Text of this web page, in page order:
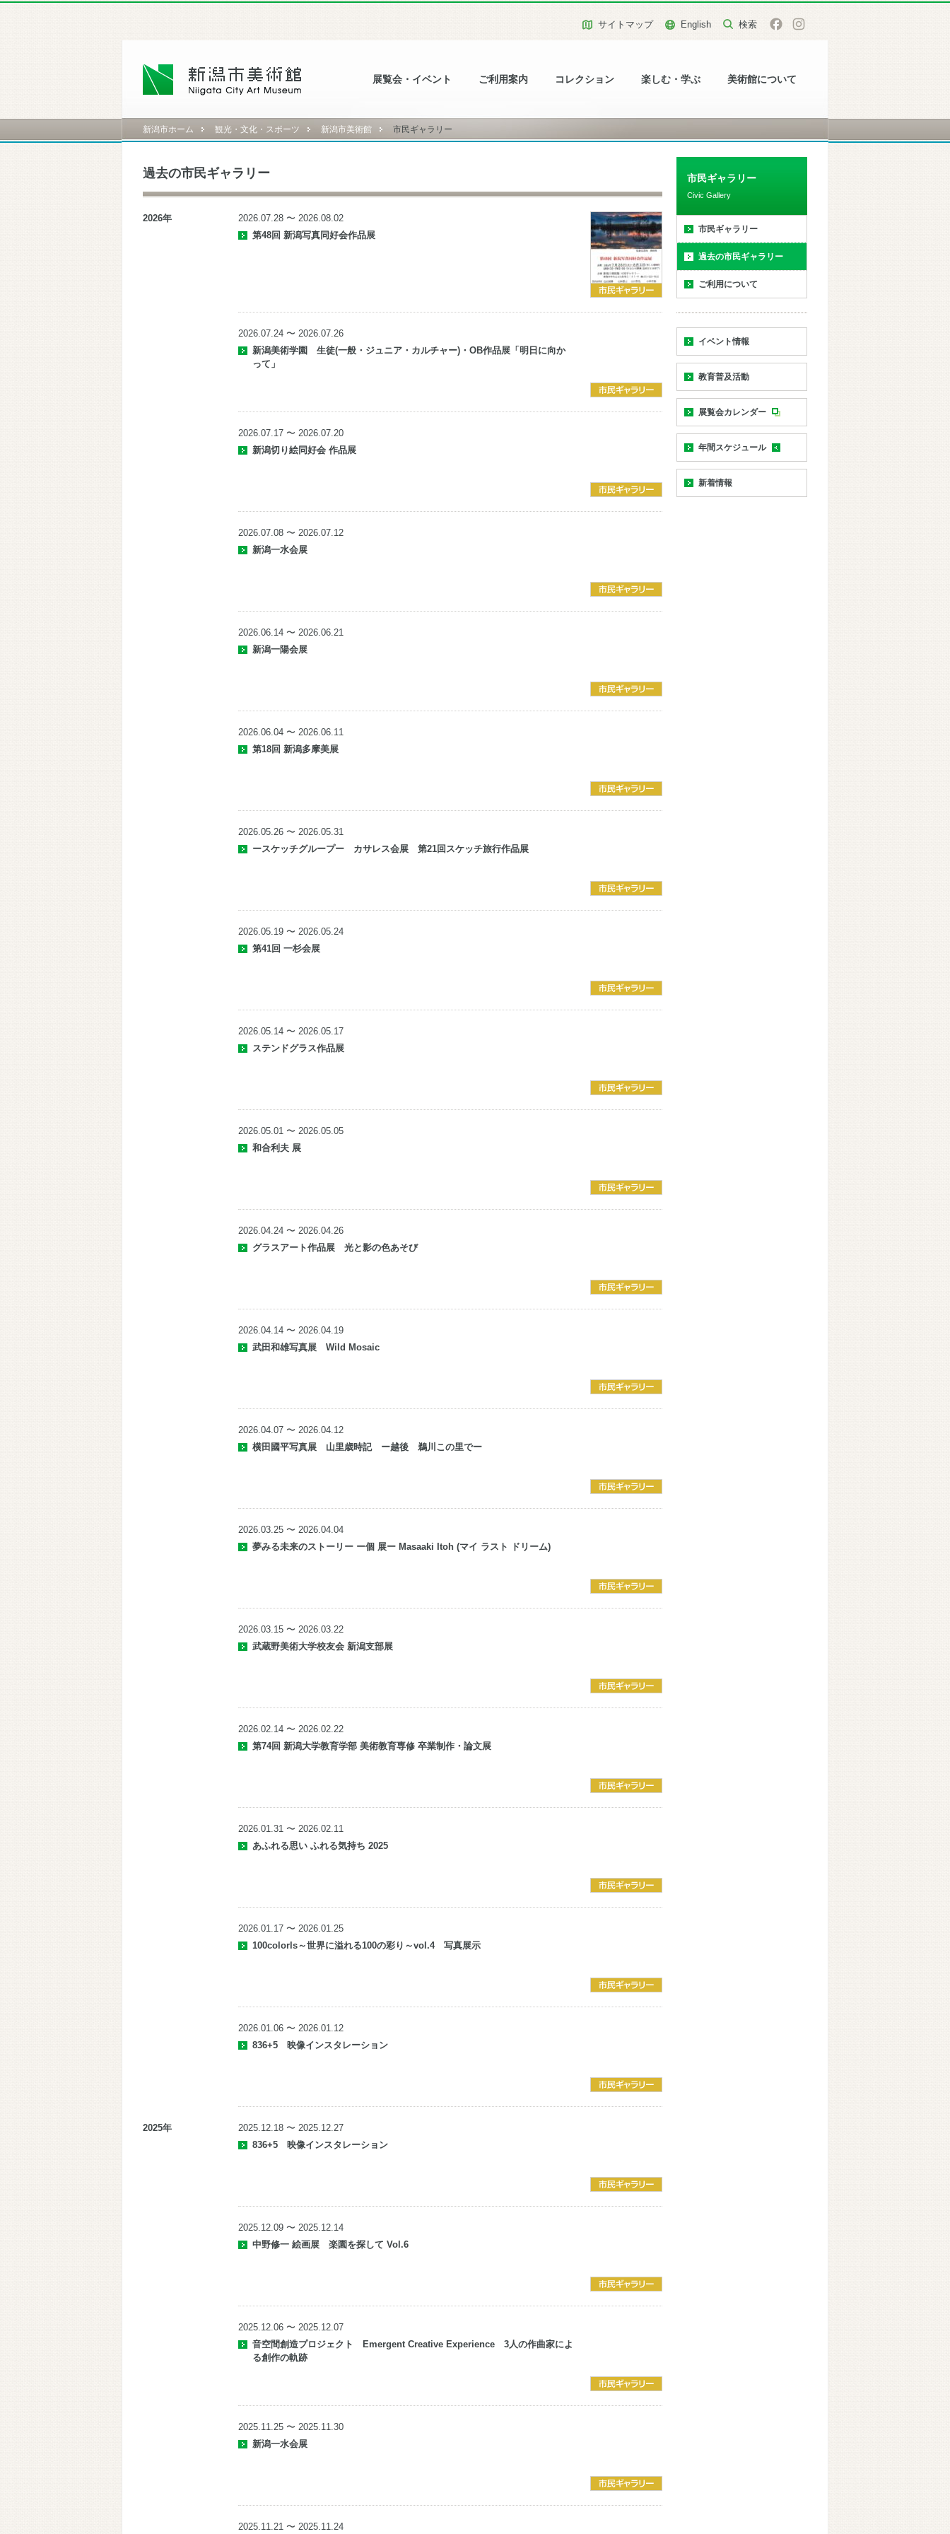
展覧会・イベント ご利用案内 コレクション 楽しむ・学ぶ 美術館について
サイトマップ English
新潟市ホーム 観光・文化・スポーツ 新潟市美術館 市民ギャラリー
過去の市民ギャラリー
2026年
2026.07.28 〜 2026.08.02
第48回 新潟写真同好会作品展
2026.07.24 〜 2026.07.26
新潟美術学園 生徒(一般・ジュニア・カルチャー)・OB作品展「明日に向か
って」
2026.07.17 〜 2026.07.20
新潟切り絵同好会 作品展
2026.07.08 〜 2026.07.12
新潟一水会展
2026.06.14 〜 2026.06.21
新潟一陽会展
2026.06.04 〜 2026.06.11
第18回 新潟多摩美展
2026.05.26 〜 2026.05.31
ースケッチグループー カサレス会展 第21回スケッチ旅行作品展
2026.05.19 〜 2026.05.24
第41回 一杉会展
2026.05.14 〜 2026.05.17
ステンドグラス作品展
2026.05.01 〜 2026.05.05
和合利夫 展
2026.04.24 〜 2026.04.26
グラスアート作品展 光と影の色あそび
2026.04.14 〜 2026.04.19
武田和雄写真展 Wild Mosaic
2026.04.07 〜 2026.04.12
横田國平写真展 山里歳時記 ー越後 鵜川この里でー
2026.03.25 〜 2026.04.04
夢みる未来のストーリー ー個 展ー Masaaki Itoh (マイ ラスト ドリーム)
2026.03.15 〜 2026.03.22
武蔵野美術大学校友会 新潟支部展
2026.02.14 〜 2026.02.22
第74回 新潟大学教育学部 美術教育専修 卒業制作・論文展
2026.01.31 〜 2026.02.11
あふれる思い ふれる気持ち 2025
2026.01.17 〜 2026.01.25
100colorls～世界に溢れる100の彩り～vol.4 写真展示
2026.01.06 〜 2026.01.12
836+5 映像インスタレーション
2025年
2025.12.18 〜 2025.12.27
836+5 映像インスタレーション
2025.12.09 〜 2025.12.14
中野修一 絵画展 楽園を探して Vol.6
2025.12.06 〜 2025.12.07
音空間創造プロジェクト Emergent Creative Experience 3人の作曲家によ
る創作の軌跡
2025.11.25 〜 2025.11.30
新潟一水会展
2025.11.21 〜 2025.11.24
市民ギャラリー
Civic Gallery
市民ギャラリー
過去の市民ギャラリー
ご利用について
イベント情報
教育普及活動
展覧会カレンダー
年間スケジュール
新着情報